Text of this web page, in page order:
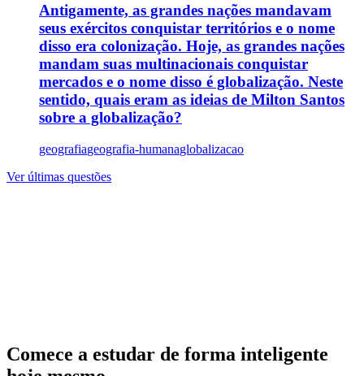
Antigamente, as grandes nações mandavam
seus exércitos conquistar territórios e o nome
disso era colonização. Hoje, as grandes nações
mandam suas multinacionais conquistar
mercados e o nome disso é globalização. Neste
sentido, quais eram as ideias de Milton Santos
sobre a globalização?
geografiageografia-humanaglobalizacao
Ver últimas questões
Comece a estudar de forma inteligente